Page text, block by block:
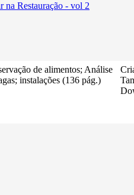
na Restauração - vol 2
de alimentos; Análise
instalações (136 pág.)